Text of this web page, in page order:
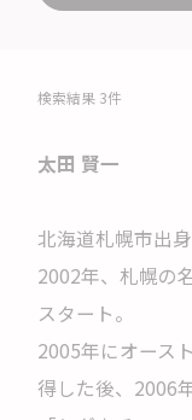
検索結果 3件
太田 賢一
北海道札幌市出身
2002年、札幌の
スタート。
2005年にオース
得した後、2006